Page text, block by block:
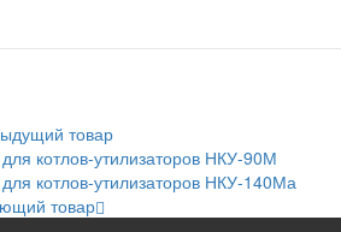
товар
котлов-утилизаторов НКУ-90М
котлов-утилизаторов НКУ-140Ма
товар